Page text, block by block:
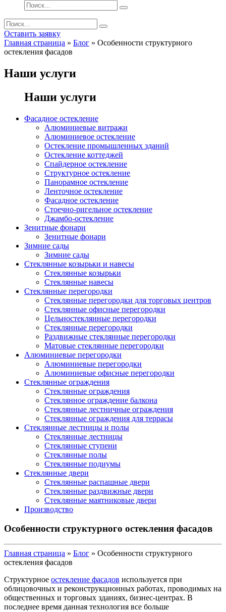
Оставить заявку
Главная страница » Блог » Особенности структурного
остекления фасадов
Наши услуги
Наши услуги
Фасадное остекление
Алюминиевые витражи
Алюминиевое остекление
Остекление промышленных зданий
Остекление коттеджей
Спайдерное остекление
Структурное остекление
Панорамное остекление
Ленточное остекление
Фасадное остекление
Стоечно-ригельное остекление
Джамбо-остекление
Зенитные фонари
Зенитные фонари
Зимние сады
Зимние сады
Стеклянные козырьки и навесы
Стеклянные козырьки
Стеклянные навесы
Стеклянные перегородки
Стеклянные перегородки для торговых центров
Стеклянные офисные перегородки
Цельностеклянные перегородки
Cтеклянные перегородки
Раздвижные стеклянные перегородки
Матовые стеклянные перегородки
Алюминиевые перегородки
Алюминиевые перегородки
Алюминиевые офисные перегородки
Стеклянные ограждения
Стеклянные ограждения
Стеклянное ограждение балкона
Стеклянные лестничные ограждения
Стеклянные ограждения для террасы
Стеклянные лестницы и полы
Стеклянные лестницы
Стеклянные ступени
Стеклянные полы
Стеклянные подиумы
Стеклянные двери
Стеклянные распашные двери
Стеклянные раздвижные двери
Стеклянные маятниковые двери
Производство
Особенности структурного остекления фасадов
Главная страница » Блог » Особенности структурного
остекления фасадов
Структурное остекление фасадов используется при
облицовочных и реконструкционных работах, проводимых на
общественных и торговых зданиях, бизнес-центрах. В
последнее время данная технология все больше